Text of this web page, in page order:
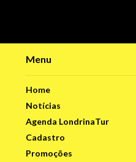
Menu
Home
Notícias
Agenda LondrinaTur
Cadastro
Promoções